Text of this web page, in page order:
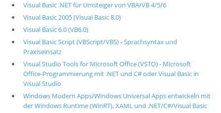
Visual Basic .NET für Umsteiger von VBA/VB 4/5/6
Visual Basic 2005 (Visual Basic 8.0)
Visual Basic 6.0 (VB6.0)
Visual Basic Script (VBScript/VBS) - Sprachsyntax und
Praxiseinsatz
Visual Studio Tools for Microsoft Office (VSTO) - Microsoft
Office-Programmierung mit .NET und C# oder Visual Basic in
Visual Studio
Windows Modern Apps/Windows Universal Apps entwickeln mit
der Windows Runtime (WinRT), XAML und .NET/C#/Visual Basic